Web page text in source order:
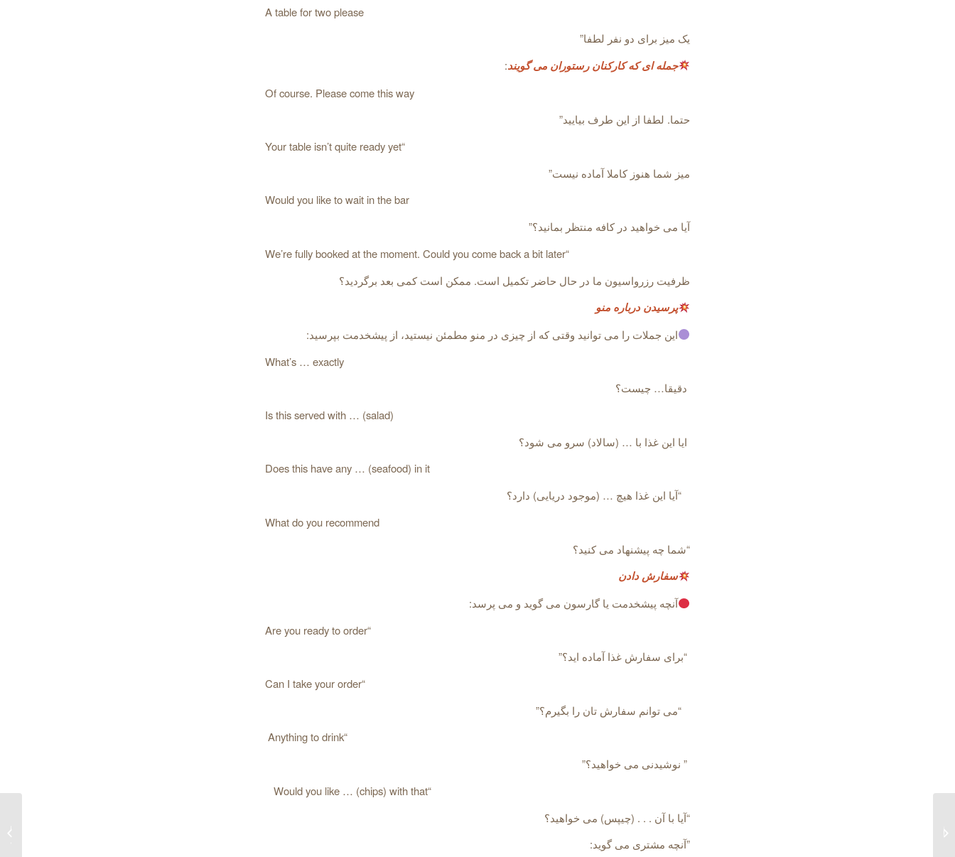
A table for two please
یک میز برای دو نفر لطفا”
جمله ای که کارکنان رستوران می گویند:
Of course. Please come this way
حتما. لطفا از این طرف بیایید”
“Your table isn’t quite ready yet
میز شما هنوز کاملا آماده نیست”
Would you like to wait in the bar
آیا می خواهید در کافه منتظر بمانید؟”
“We’re fully booked at the moment. Could you come back a bit later
ظرفیت رزرواسیون ما در حال حاضر تکمیل است. ممکن است کمی بعد برگردید؟
پرسیدن درباره منو
این جملات را می توانید وقتی که از چیزی در منو مطمئن نیستید، از پیشخدمت بپرسید:
What’s … exactly
دقیقا… چیست؟
Is this served with … (salad)
ایا این غذا با … (سالاد) سرو می شود؟
Does this have any … (seafood) in it
“آیا این غذا هیچ … (موجود دریایی) دارد؟
What do you recommend
“شما چه پیشنهاد می کنید؟
سفارش دادن
آنچه پیشخدمت یا گارسون می گوید و می پرسد:
“Are you ready to order
“برای سفارش غذا آماده اید؟”
“Can I take your order
“می توانم سفارش تان را بگیرم؟”
“Anything to drink
” نوشیدنی می خواهید؟”
“Would you like … (chips) with that
“آیا با آن . . . (چیپس) می خواهید؟
”آنچه مشتری می گوید: